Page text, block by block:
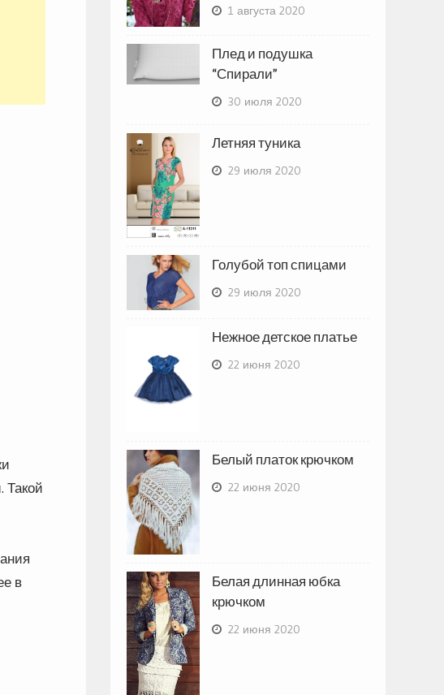
Такой
в
1 августа 2020
Плед и подушка
“Спирали”
30 июля 2020
Летняя туника
29 июля 2020
Голубой топ спицами
29 июля 2020
Нежное детское платье
22 июня 2020
Белый платок крючком
22 июня 2020
Белая длинная юбка
крючком
22 июня 2020